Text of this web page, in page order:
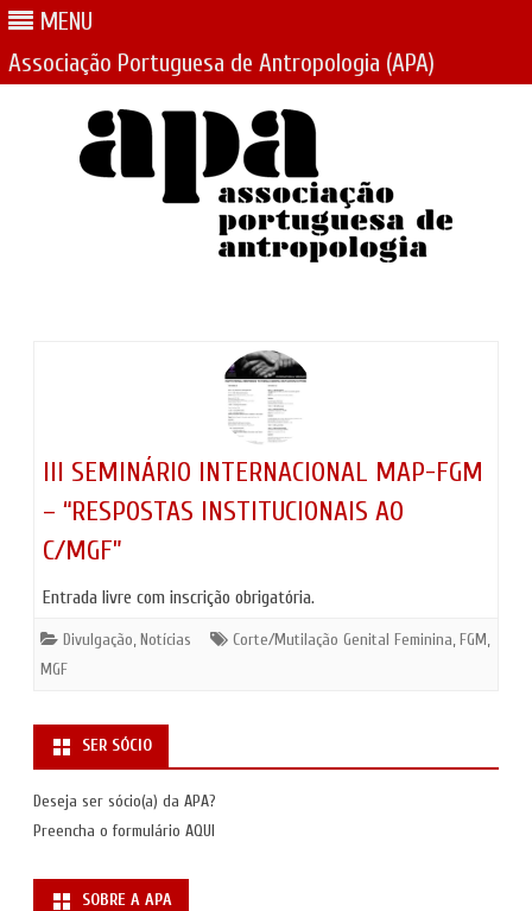
MENU
Associação Portuguesa de Antropologia (APA)
III SEMINÁRIO INTERNACIONAL MAP-FGM
– “RESPOSTAS INSTITUCIONAIS AO
C/MGF”
Entrada livre com inscrição obrigatória.
Divulgação,Notícias Corte/Mutilação Genital Feminina,FGM,
MGF
SER SÓCIO
Deseja ser sócio(a) da APA?
Preencha o formulário AQUI
SOBRE A APA